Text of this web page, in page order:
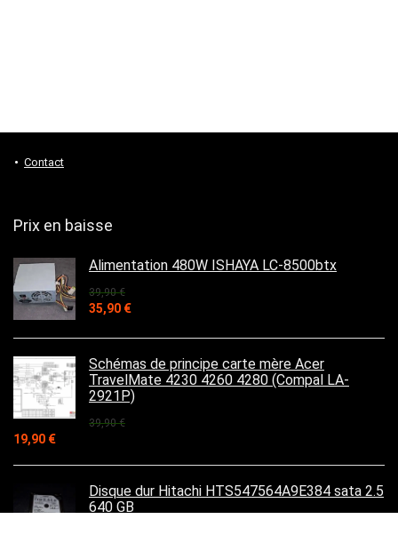
Contact
Prix en baisse
Alimentation 480W ISHAYA LC-8500btx
39,90€
Le
initial
était :
39,90 €.
35,90 €Le
actuel
35,90 €.
Schémas de principe carte mère Acer
TravelMate 4230 4260 4280 (Compal LA-
2921P)
39,90€
Le
initial
39,90 €.
19,90 €Le
actuel
19,90 €.
Disque dur Hitachi HTS547564A9E384 sata 2.5
640 GB